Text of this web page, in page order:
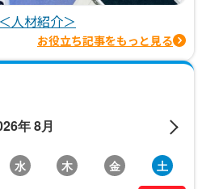
人材紹介＞
お役立ち記事をもっと見る
年 8月
水 木 金 土